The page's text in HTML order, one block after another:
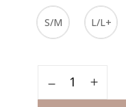
S/M L/L+